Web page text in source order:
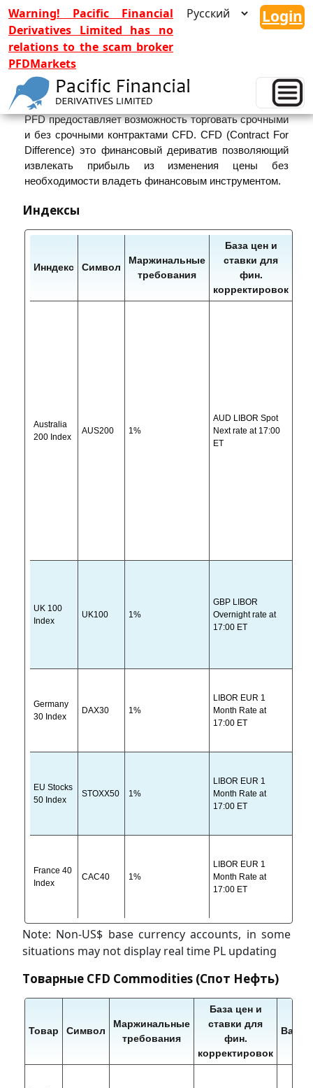
Warning! Pacific Financial
Derivatives Limited has no
relations to the scam broker
PFDMarkets
Login
Торговля CFD
PFD предоставляет возможность торговать срочными
и без срочными контрактами CFD. CFD (Contract For
Difference) это финансовый дериватив позволяющий
извлекать прибыль из изменения цены без
необходимости владеть финансовым инструментом.
Индексы
Инндекс Символ
Маржинальные
требования
База цен и
ставки для
фин.
корректировок
Australia
200 Index
AUS200 1%
AUD LIBOR Spot
Next rate at 17:00
ET
UK 100
Index
UK100 1%
GBP LIBOR
Overnight rate at
17:00 ET
Germany
30 Index
DAX30 1%
LIBOR EUR 1
Month Rate at
17:00 ET
EU Stocks
50 Index
STOXX50 1%
LIBOR EUR 1
Month Rate at
17:00 ET
France 40
Index
CAC40 1%
LIBOR EUR 1
Month Rate at
17:00 ET
Note: Non-US$ base currency accounts, in some
situations may not display real time PL updating
Товарные CFD Commodities (Спот Нефть)
Товар Символ
Маржинальные
требования
База цен и
ставки для
фин.
корректировок